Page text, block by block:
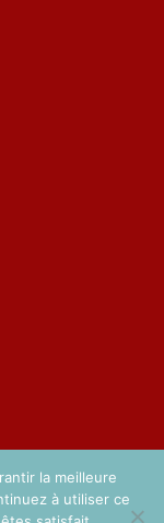
la meilleure
à utiliser ce